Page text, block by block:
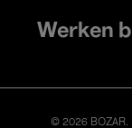
Werken
© 2026 BOZAR.